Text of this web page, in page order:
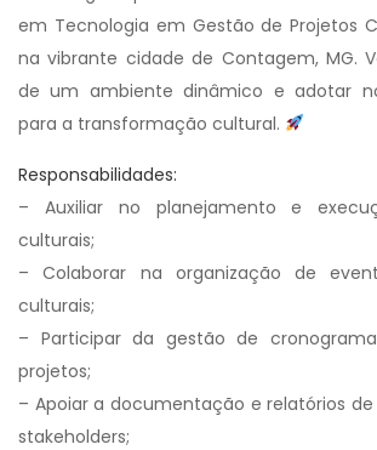
em Tecnologia em Gestão de Projetos
na vibrante cidade de Contagem, MG.
de um ambiente dinâmico e adotar
para a transformação cultural.
Responsabilidades:
– Auxiliar no planejamento e
culturais;
– Colaborar na organização de
culturais;
– Participar da gestão de
projetos;
– Apoiar a documentação e relatórios
stakeholders;